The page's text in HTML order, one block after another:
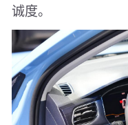
诚度。